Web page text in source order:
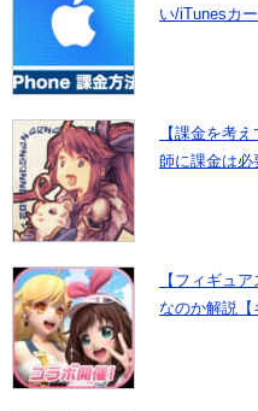
い/iTunesカ
【課金を考
師に課金は必
【フィギュ
なのか解説【